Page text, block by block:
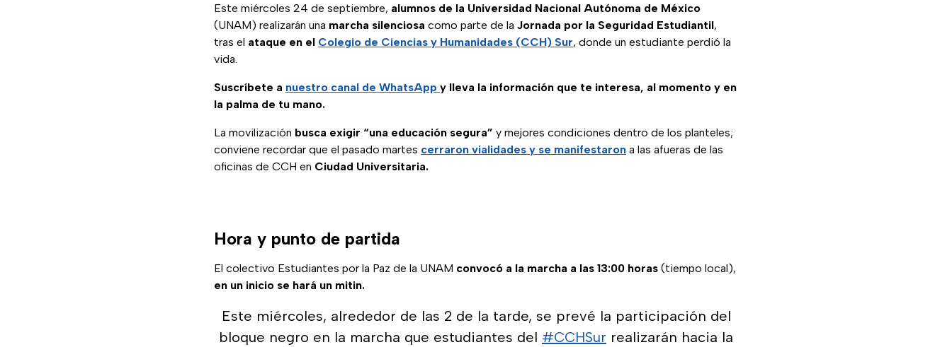
Este miércoles 24 de septiembre, alumnos de la Universidad Nacional Autónoma de México
(UNAM) realizarán una marcha silenciosa como parte de la Jornada por la Seguridad Estudiantil,
tras el ataque en el Colegio de Ciencias y Humanidades (CCH) Sur, donde un estudiante perdió la
vida.
Suscríbete a nuestro canal de WhatsApp y lleva la información que te interesa, al momento y en
la palma de tu mano.
La movilización busca exigir “una educación segura” y mejores condiciones dentro de los planteles;
conviene recordar que el pasado martes cerraron vialidades y se manifestaron a las afueras de las
oficinas de CCH en Ciudad Universitaria.
Hora y punto de partida
El colectivo Estudiantes por la Paz de la UNAM convocó a la marcha a las 13:00 horas (tiempo local),
en un inicio se hará un mitin.
Este miércoles, alrededor de las 2 de la tarde, se prevé la participación del
bloque negro en la marcha que estudiantes del #CCHSur realizarán hacia la